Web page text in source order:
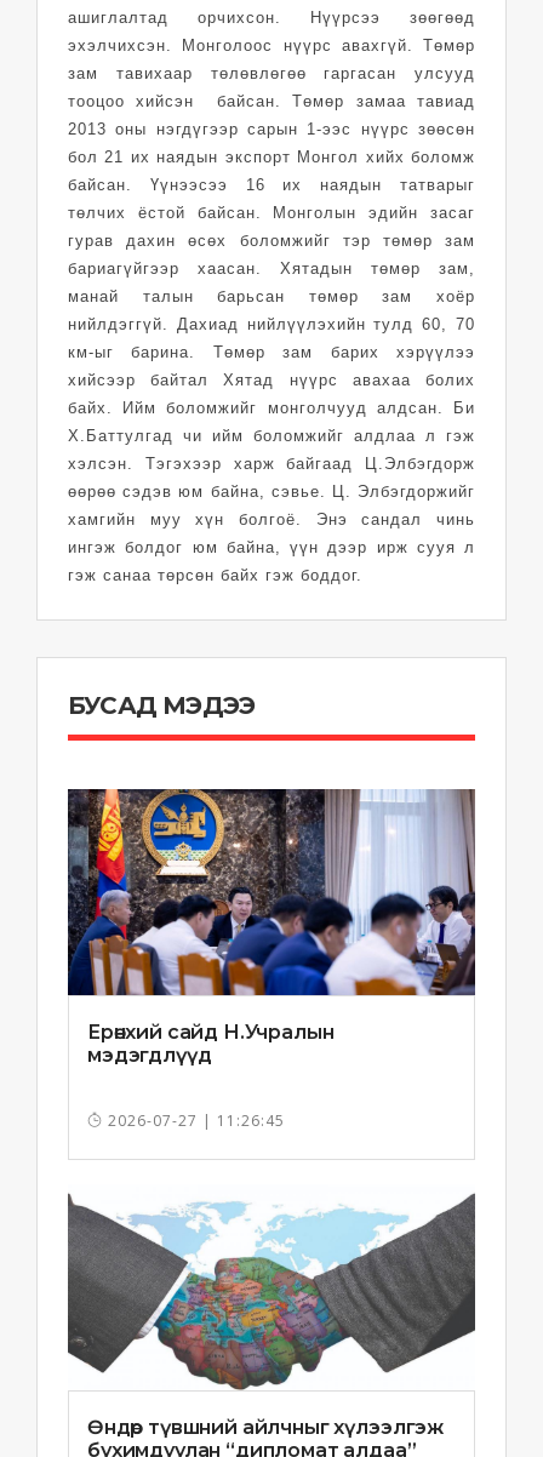
ашиглалтад орчихсон. Нүүрсээ зөөгөөд
эхэлчихсэн. Монголоос нүүрс авахгүй. Төмөр
зам тавихаар төлөвлөгөө гаргасан улсууд
тооцоо хийсэн байсан. Төмөр замаа тавиад
2013 оны нэгдүгээр сарын 1-ээс нүүрс зөөсөн
бол 21 их наядын экспорт Монгол хийх боломж
байсан. Үүнээсээ 16 их наядын татварыг
төлчих ёстой байсан. Монголын эдийн засаг
гурав дахин өсөх боломжийг тэр төмөр зам
бариагүйгээр хаасан. Хятадын төмөр зам,
манай талын барьсан төмөр зам хоёр
нийлдэггүй. Дахиад нийлүүлэхийн тулд 60, 70
км-ыг барина. Төмөр зам барих хэрүүлээ
хийсээр байтал Хятад нүүрс авахаа болих
байх. Ийм боломжийг монголчууд алдсан. Би
Х.Баттулгад чи ийм боломжийг алдлаа л гэж
хэлсэн. Тэгэхээр харж байгаад Ц.Элбэгдорж
өөрөө сэдэв юм байна, сэвье. Ц. Элбэгдоржийг
хамгийн муу хүн болгоё. Энэ сандал чинь
ингэж болдог юм байна, үүн дээр ирж сууя л
гэж санаа төрсөн байх гэж боддог.
БУСАД МЭДЭЭ
Ерөнхий сайд Н.Учралын
мэдэгдлүүд
2026-07-27 | 11:26:45
Өндөр түвшний айлчныг хүлээлгэж
бухимдуулан “дипломат алдаа”